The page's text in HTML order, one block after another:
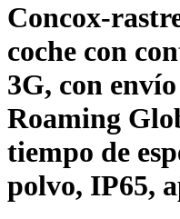
Concox-
coche con
3G, con
Roaming
tiempo de
polvo, IP65,